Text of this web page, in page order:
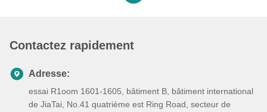
Contactez rapidement
Adresse:
essai R1oom 1601-1605, bâtiment B, bâtiment international
de JiaTai, No.41 quatrième est Ring Road, secteur de